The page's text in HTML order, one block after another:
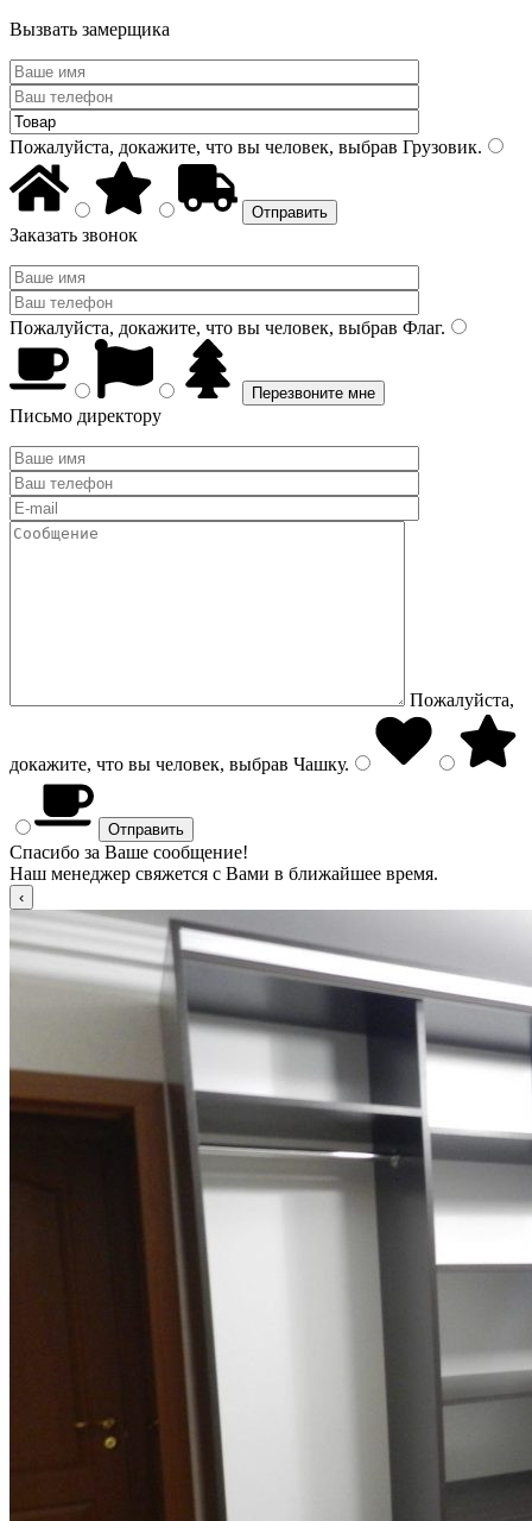
Вызвать замерщика
Пожалуйста, докажите, что вы человек, выбрав Грузовик.
Заказать звонок
Пожалуйста, докажите, что вы человек, выбрав Флаг.
Письмо директору
Пожалуйста,
докажите, что вы человек, выбрав Чашку.
Спасибо за Ваше сообщение!
Наш менеджер свяжется с Вами в ближайшее время.